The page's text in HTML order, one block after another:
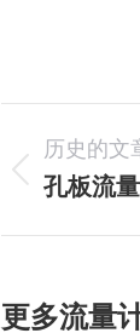
章
导
历史的文
历
章：
孔板流
更多流量